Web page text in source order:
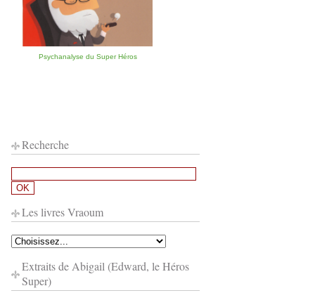
Psychanalyse du Super Héros
Recherche
Les livres Vraoum
Extraits de Abigail (Edward, le Héros
Super)